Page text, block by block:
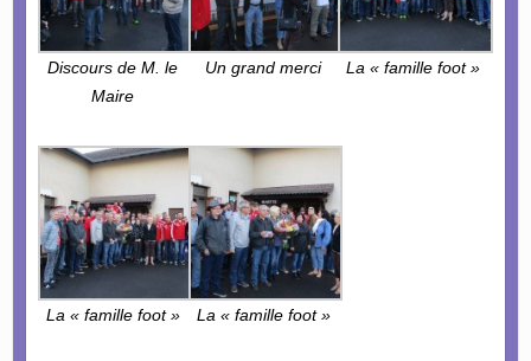
Discours de M. le
Maire
Un grand merci La « famille foot »
La « famille foot » La « famille foot »